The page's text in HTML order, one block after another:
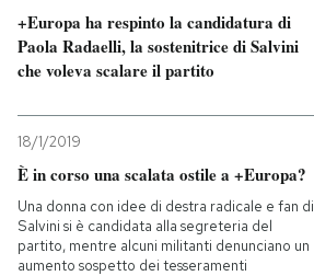
+Europa ha respinto la candidatura di
Paola Radaelli, la sostenitrice di Salvini
che voleva scalare il partito
18/1/2019
È in corso una scalata ostile a +Europa?
Una donna con idee di destra radicale e fan di
Salvini si è candidata alla segreteria del
partito, mentre alcuni militanti denunciano un
aumento sospetto dei tesseramenti